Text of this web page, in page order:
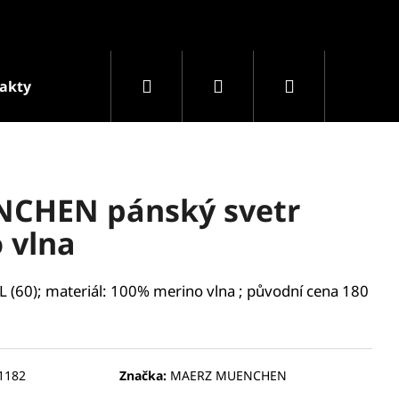
Podmínky ochrany osobních údajů
Hledat PřihlášeníNákupní
pánský svetr
vlna
(60); materiál: 100% merino vlna ; původní cena 180
Značka: MAERZ MUENCHEN
Následující